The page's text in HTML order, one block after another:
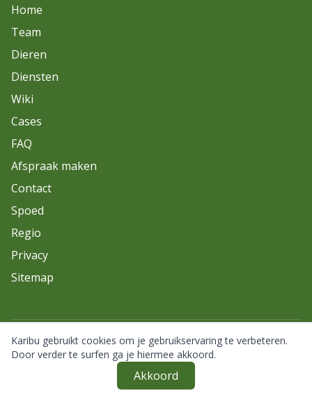
Home
Team
Dieren
Diensten
Wiki
Cases
FAQ
Afspraak maken
Contact
Spoed
Regio
Privacy
Sitemap
© 2026 Karibu. Alle rechten voorbehouden.
Karibu gebruikt cookies om je gebruikservaring te verbeteren.
Door verder te surfen ga je hiermee akkoord.
Akkoord